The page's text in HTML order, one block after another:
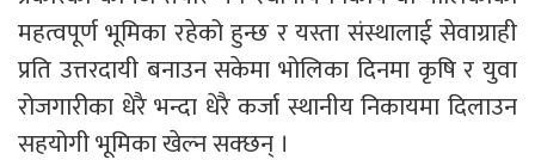
महत्वपूर्ण भूमिका रहेको हुन्छ र यस्ता संस्थालाई सेवाग्राही
प्रति उत्तरदायी बनाउन सकेमा भोलिका दिनमा कृषि र युवा
रोजगारीका धेरै भन्दा धेरै कर्जा स्थानीय निकायमा दिलाउन
सहयोगी भूमिका खेल्न सक्छन् ।